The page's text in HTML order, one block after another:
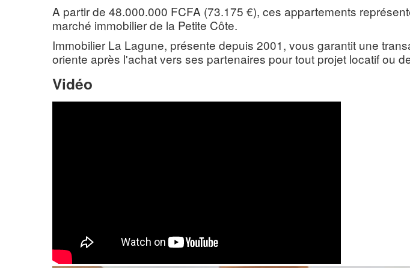
A partir de 48.000.000 FCFA (73.175 €), ces appartements
marché immobilier de la Petite Côte.
Immobilier La Lagune, présente depuis 2001, vous garantit une
oriente après l'achat vers ses partenaires pour tout projet locatif ou
Vidéo